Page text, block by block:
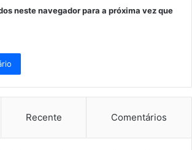
neste navegador para a próxima vez que
Recente Comentários